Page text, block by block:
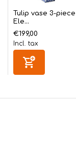
Tulip vase 3-piece
Ele...
€199,00
Incl. tax